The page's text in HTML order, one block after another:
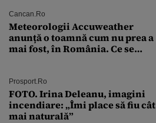
Cancan.ro
Meteorologii Accuweather
anunță o toamnă cum nu prea a
mai fost, în România. Ce se
București. Pe ce dată ninge
Prosport.ro
FOTO. Irina Deleanu, imagini
incendiare: „Îmi place să fiu cât
mai naturală”